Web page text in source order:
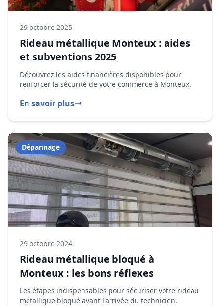
29 octobre 2024
Rideau métallique bloqué à
Monteux : les bons réflexes
Les étapes indispensables pour sécuriser votre rideau
métallique bloqué avant l'arrivée du technicien.
En savoir plus